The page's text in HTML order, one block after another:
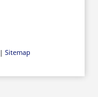
|Sitemap